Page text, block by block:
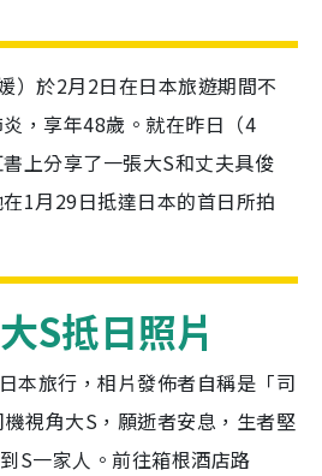
）於2月2日在日本旅遊期間不
，享年48歲。就在昨日（4
上分享了一張大S和丈夫具俊
1月29日抵達日本的首日所拍
S抵日照片
本旅行，相片發佈者自稱是「司
視角大S，願逝者安息，生者堅
S一家人。前往箱根酒店路